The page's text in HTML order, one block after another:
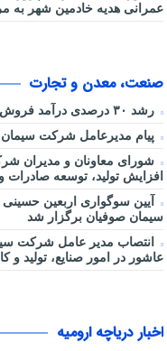
عمرانی هدیه خادمین شهر به
صنعت، معدن و تجارت
رشد ۳۰ درصدی درآمد فروش سیمان صوفیان در سه‌ماهه نخست ۱۴۰۵
پیام مدیرعامل شرکت سیمان
شورای معاونان و مدیران
افزایش تولید، توسعه صادرات و
آیین سوگواری اربعین
سیمان صوفیان برگزار شد
انتصاب مدیر عامل شرکت
عاشور در امور صنایع، تولید و
اخبار دریاچه ارومیه